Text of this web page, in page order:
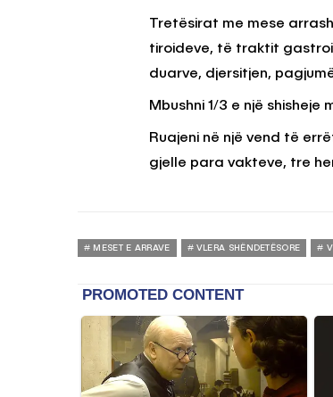
Tretësirat me mese
tiroideve, të traktit
duarve, djersitjen,
Mbushni 1/3 e një shisheje
Ruajeni në një vend të
gjelle para vakteve, tre
MESET E ARRAVE VLERA SHËNDETËSORE